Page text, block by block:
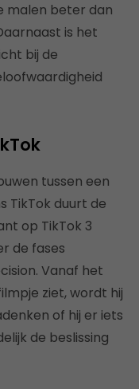
malen beter dan
is het
bij de
tussen een
TikTok duurt de
op TikTok 3
de fases
Vanaf het
ziet, wordt hij
of hij er iets
de beslissing